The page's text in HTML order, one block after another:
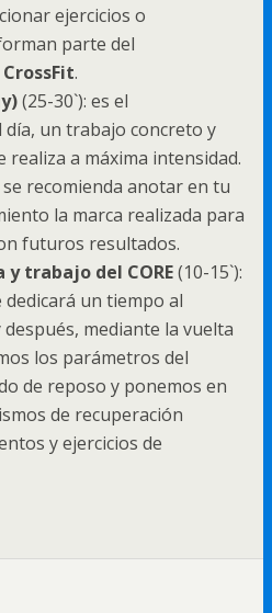
ejercicios o
parte del
CrossFit.
(25-30`): es el
un trabajo concreto y
realiza a máxima intensidad.
recomienda anotar en tu
la marca realizada para
futuros resultados.
trabajo del CORE(10-15`):
un tiempo al
después, mediante la vuelta
los parámetros del
de reposo y ponemos en
de recuperación
y ejercicios de